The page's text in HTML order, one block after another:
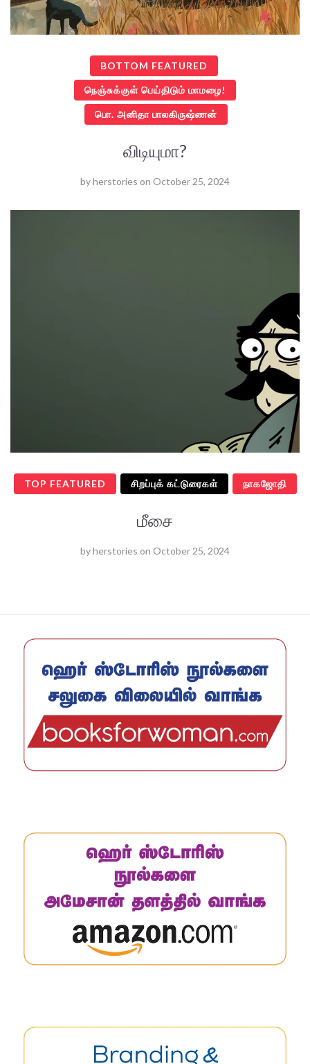
BOTTOM FEATURED
நெஞ்சுக்குள் பெய்திடும் மாமழை!
பொ. அனிதா பாலகிருஷ்ணன்
விடியுமா?
byherstories on October 25, 2024
TOP FEATURED சிறப்புக் கட்டுரைகள் நாகஜோதி
மீசை
byherstories on October 25, 2024